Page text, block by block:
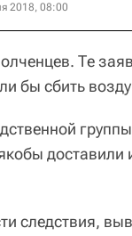
2018, 08:00
Те
бы сбить
доставили
следствия,